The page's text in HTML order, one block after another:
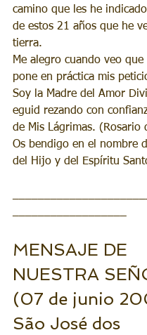
camino que les he
de estos 21 años que he
tierra.
Me alegro cuando veo
pone en práctica mis
Soy la Madre del Amor
eguid rezando con
de Mis Lágrimas. (Rosario
Os bendigo en el nombre
del Hijo y del Espíritu
MENSAJE DE
NUESTRA
(07 de junio
São José dos